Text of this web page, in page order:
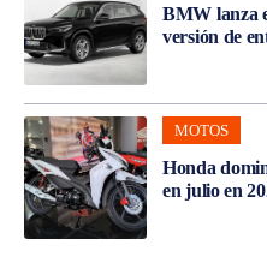
BMW lanza
versión de
MOTOS
Honda
en julio en